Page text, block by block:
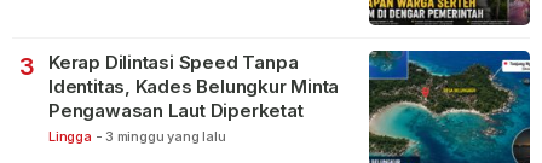
3
Kerap Dilintasi Speed Tanpa
Identitas, Kades Belungkur Minta
Pengawasan Laut Diperketat
Lingga - 3 minggu yang lalu